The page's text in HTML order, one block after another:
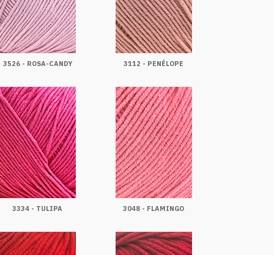
3526 - ROSA-CANDY 3112 - PENÉLOPE
3334 - TULIPA 3048 - FLAMINGO